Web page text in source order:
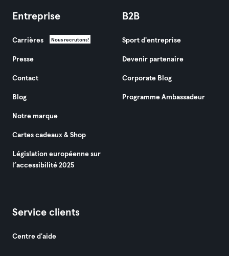
Entreprise
Carrières Nous recrutons!
Presse
Contact
Blog
Notre marque
Cartes cadeaux & Shop
Législation européenne sur
l’accessibilité 2025
B2B
Sport d'entreprise
Devenir partenaire
Corporate Blog
Programme Ambassadeur
Service clients
Centre d'aide